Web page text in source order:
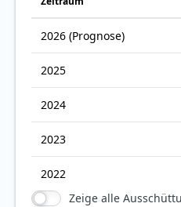
2026 (Prognose)
2025
2024
2023
2022
Zeige alle